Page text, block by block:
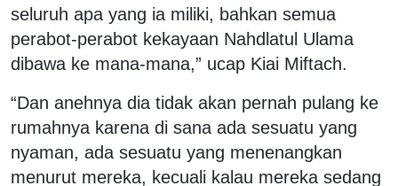
seluruh apa yang ia miliki, bahkan semua
perabot-perabot kekayaan Nahdlatul Ulama
dibawa ke mana-mana,” ucap Kiai Miftach.
“Dan anehnya dia tidak akan pernah pulang ke
rumahnya karena di sana ada sesuatu yang
nyaman, ada sesuatu yang menenangkan
menurut mereka, kecuali kalau mereka sedang